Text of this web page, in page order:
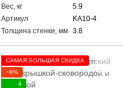
Вес, кг
5.9
Артикул
KA10-4
Толщина стенки, мм 3.8
САМАЯ БОЛЬШАЯ СКИДКА
−8%
4